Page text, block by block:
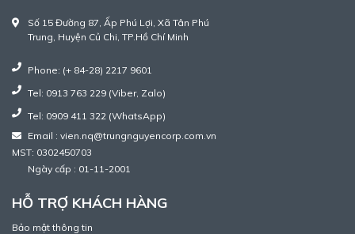
Số 15 Đường 87, Ấp Phú Lợi, Xã Tân Phú
Trung, Huyện Củ Chi, TP.Hồ Chí Minh
Phone: (+ 84-28) 2217 9601
Tel: 0913 763 229 (Viber, Zalo)
Tel: 0909 411 322 (WhatsApp)
Email : vien.nq@trungnguyencorp.com.vn
MST: 0302450703
Ngày cấp : 01-11-2001
HỖ TRỢ KHÁCH HÀNG
Bảo mật thông tin